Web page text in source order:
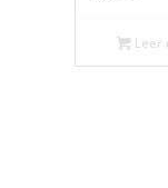
Leer